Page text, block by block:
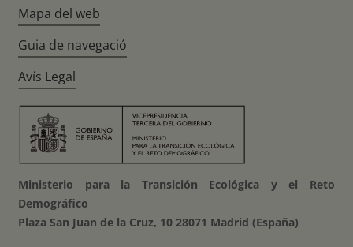
Mapa del web
Guia de navegació
Avís Legal
Ministerio para la Transición Ecológica y el Reto
Demográfico
Plaza San Juan de la Cruz, 10 28071 Madrid (España)